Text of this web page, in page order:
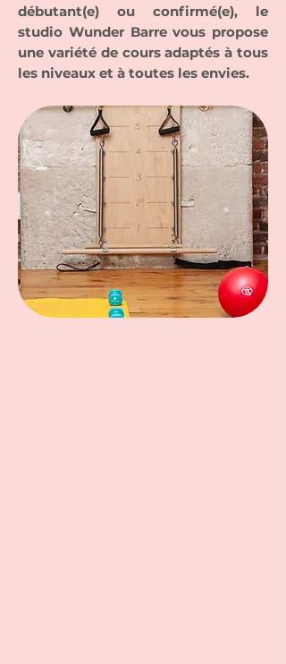
débutant(e) ou confirmé(e), le
studio Wunder Barre vous propose
une variété de cours adaptés à tous
les niveaux et à toutes les envies.